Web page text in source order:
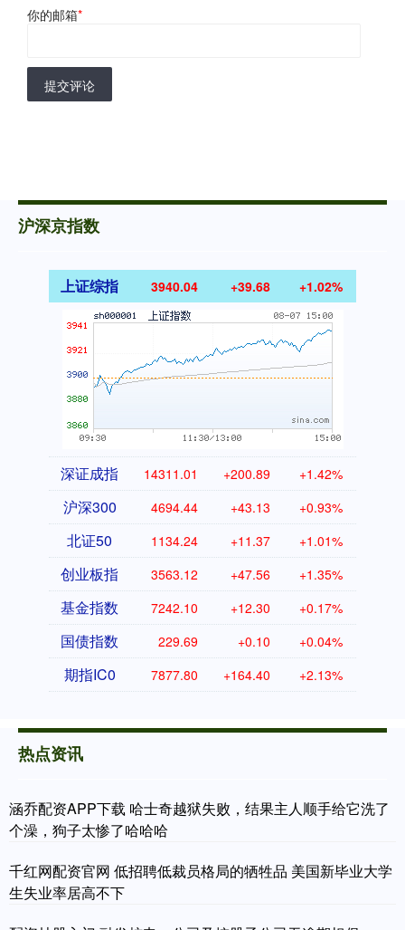
你的邮箱*
提交评论
沪深京指数
上证综指 3940.04 +39.68 +1.02%
深证成指 14311.01 +200.89 +1.42%
沪深300 4694.44 +43.13 +0.93%
北证50 1134.24 +11.37 +1.01%
创业板指 3563.12 +47.56 +1.35%
基金指数 7242.10 +12.30 +0.17%
国债指数 229.69 +0.10 +0.04%
期指IC0 7877.80 +164.40 +2.13%
热点资讯
涵乔配资APP下载 哈士奇越狱失败，结果主人顺手给它洗了
个澡，狗子太惨了哈哈哈
千红网配资官网 低招聘低裁员格局的牺牲品 美国新毕业大学
生失业率居高不下